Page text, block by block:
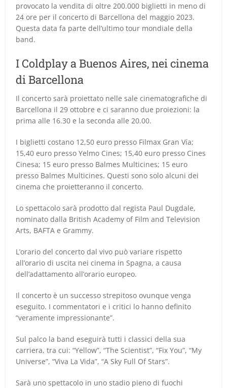
provocato la vendita di oltre 200.000 biglietti in meno di
24 ore per il concerto di Barcellona del maggio 2023.
Questa data fa parte dell’ultimo tour mondiale della
band.
I Coldplay a Buenos Aires, nei cinema
di Barcellona
Il concerto sarà proiettato nelle sale cinematografiche di
Barcellona il 29 ottobre e ci saranno due proiezioni: la
prima alle 16.30 e la seconda alle 20.00.
I biglietti costano 12,50 euro presso Filmax Gran Vía;
15,40 euro presso Yelmo Cines; 15,40 euro presso Cines
Cinesa; 15 euro presso Balmes Multicines; 15 euro
presso Balmes Multicines. Questi sono solo alcuni dei
cinema che proietteranno il concerto.
Lo spettacolo sarà prodotto dal regista Paul Dugdale,
nominato dalla British Academy of Film and Television
Arts, BAFTA e Grammy.
L’orario del concerto dal vivo può variare rispetto
all’orario di uscita nei cinema in Spagna, a causa
dell’adattamento all’orario europeo.
Il concerto è un successo strepitoso ovunque venga
eseguito. I commentatori e i critici lo hanno definito
“veramente impressionante”.
Sul palco la band eseguirà tutti i classici della sua
carriera, tra cui: “Yellow”, “The Scientist”, “Fix You”, “My
Universe”, “Viva La Vida”, “A Sky Full Of Stars”.
Sarà uno spettacolo in uno stadio pieno di fuochi